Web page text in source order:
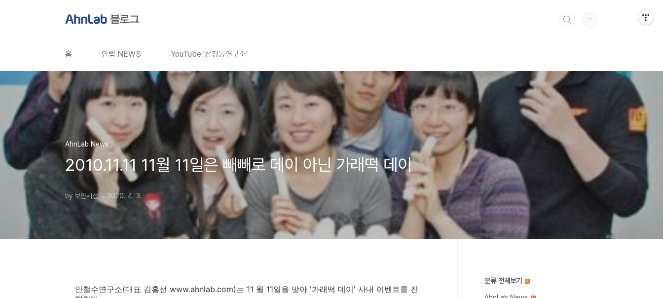
홈 안랩 NEWS YouTube '삼평동연구소'
AhnLab News
2010.11.11 11월 11일은 빼빼로 데이 아닌 가래떡 데이
by 보안세상 2020. 4. 3.
안철수연구소(대표 김홍선 www.ahnlab.com)는 11 월 11일을 맞아 '가래떡 데이' 사내 이벤트를 진
분류 전체보기